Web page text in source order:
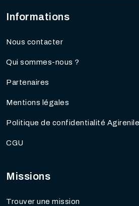
Informations
Nous contacter
Qui sommes-nous ?
Partenaires
Mentions légales
Politique de confidentialité
CGU
Missions
Trouver une mission